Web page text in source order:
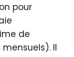
pour
de
Il